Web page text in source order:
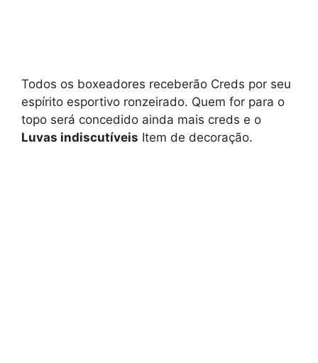
Todos os boxeadores receberão Creds por seu
espírito esportivo ronzeirado. Quem for para o
topo será concedido ainda mais creds e o
Luvas indiscutíveis Item de decoração.